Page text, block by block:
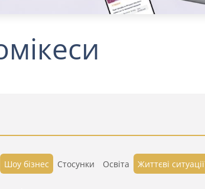
Шоу бізнес Стосунки Освіта Життєві ситуації